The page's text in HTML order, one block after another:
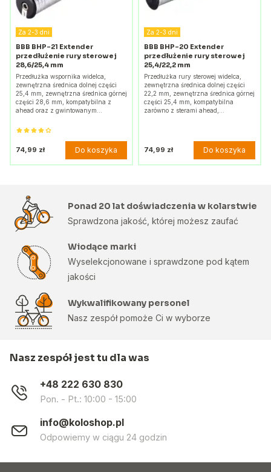
Za 2-3 dni
BBB BHP-21 Extender
przedłużenie rury sterowej
28,6/25,4 mm
Przedłużka wspornika widelca,
zewnętrzna średnica dolnej części
25,4 mm, zewnętrzna średnica górnej
części 28,6 mm, kompatybilna z
ahead oraz z gwintowanym…
74,99 zł Do koszyka
Za 2-3 dni
BBB BHP-20 Extender
przedłużenie rury sterowej
25,4/22,2 mm
Przedłużka rury sterowej widelca,
zewnętrzna średnica dolnej części
22,2 mm, zewnętrzna średnica górnej
części 25,4 mm, kompatybilna
zarówno z sterami ahead,…
74,99 zł Do koszyka
Ponad 20 lat doświadczenia w kolarstwie
Sprawdzona jakość, której możesz zaufać
Wiodące marki
Wyselekcjonowane i sprawdzone pod kątem
jakości
Wykwalifikowany personel
Nasz zespół pomoże Ci w wyborze
Nasz zespół jest tu dla was
+48 222 630 830
Pon. - Pt.: 10:00 - 15:00
info@koloshop.pl
Odpowiemy w ciągu 24 godzin